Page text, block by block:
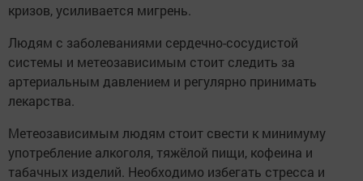
кризов, усиливается мигрень.
Людям с заболеваниями сердечно-сосудистой
системы и метеозависимым стоит следить за
артериальным давлением и регулярно принимать
лекарства.
Метеозависимым людям стоит свести к минимуму
употребление алкоголя, тяжёлой пищи, кофеина и
табачных изделий. Необходимо избегать стресса и